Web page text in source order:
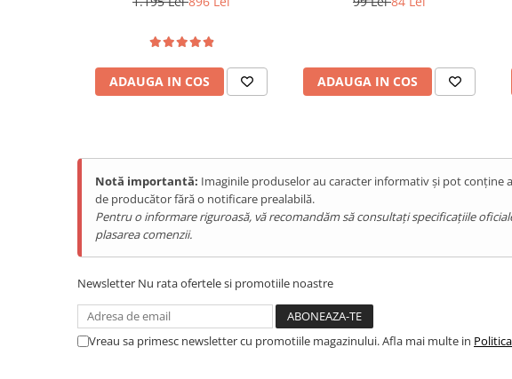
Hrănitoare Inteligente
Accesorii Litiere
ALTI PRODUCATORI
Produse Ulefone
Tablete Ulefone
Casti Audio Ulefone
Huse protectie Ulefone
ADAUGA IN COS ADAUGA IN COS
Notă importantă: Imaginile produselor au caracter informativ și pot conține
de producător fără o notificare prealabilă.
Pentru o informare riguroasă, vă recomandăm să consultați specificațiile
plasarea comenzii.
Newsletter Nu rata ofertele si promotiile noastre
Vreau sa primesc newsletter cu promotiile magazinului. Afla mai multe in